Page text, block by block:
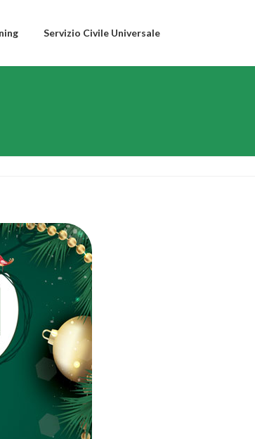
Servizio Civile Universale